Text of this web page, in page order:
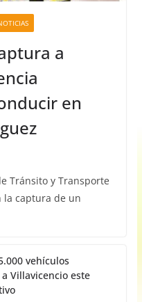
a
en
Tránsito y Transporte
la captura de un
vehículos
Villavicencio este